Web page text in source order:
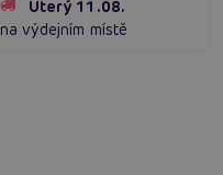
Úterý 11.08.
na výdejním místě